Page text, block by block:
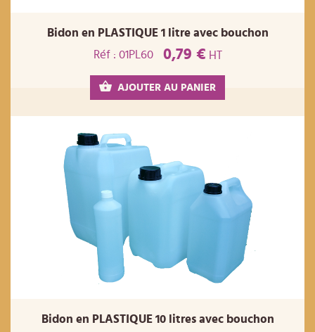
Bidon en PLASTIQUE 1 litre avec bouchon
Réf : 01PL60
0,79 € HT
AJOUTER AU PANIER
Bidon en PLASTIQUE 10 litres avec bouchon